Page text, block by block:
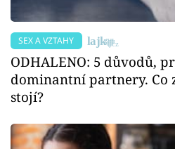
SEX A VZTAHY
ODHALENO: 5 důvodů,
dominantní partnery. Co
stojí?